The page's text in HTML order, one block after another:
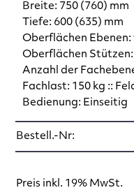
Breite: 750 (760) mm
Tiefe: 600 (635) mm
Oberflächen
Oberflächen
Anzahl der
Fachlast: 150 kg ::
Bedienung: Einseitig
Bestell.-Nr:
Preis inkl. 19% MwSt.